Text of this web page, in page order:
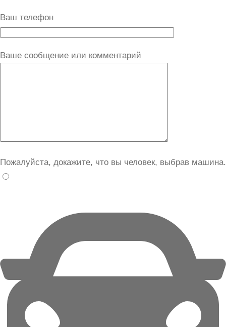
Ваш телефон
Ваше сообщение или комментарий
Пожалуйста, докажите, что вы человек, выбрав машина.